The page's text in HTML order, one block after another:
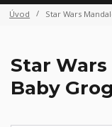
Úvod Star Wars
Star
Baby